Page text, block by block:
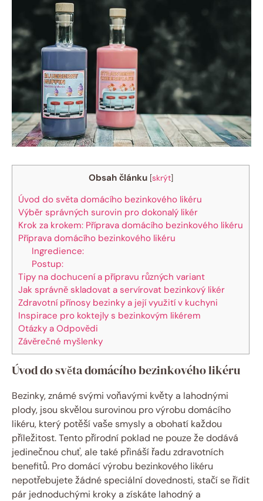
Obsah článku [skrýt]
Úvod do světa domácího bezinkového likéru
Výběr správných surovin pro dokonalý likér
Krok za krokem: Příprava domácího bezinkového likéru
Příprava domácího bezinkového likéru
Ingredience:
Postup:
Tipy na dochucení a přípravu různých variant
Jak správně skladovat a servírovat bezinkový likér
Zdravotní přínosy bezinky a její využití v kuchyni
Inspirace pro koktejly s bezinkovým likérem
Otázky a Odpovědi
Závěrečné myšlenky
Úvod do světa domácího bezinkového likéru
Bezinky, známé svými voňavými květy a lahodnými
plody, jsou skvělou surovinou pro výrobu domácího
likéru, který potěší vaše smysly a obohatí každou
příležitost. Tento přírodní poklad ne pouze že dodává
jedinečnou chuť, ale také přináší řadu zdravotních
benefitů. Pro domácí výrobu bezinkového likéru
nepotřebujete žádné speciální dovednosti, stačí se řídit
pár jednoduchými kroky a získáte lahodný a